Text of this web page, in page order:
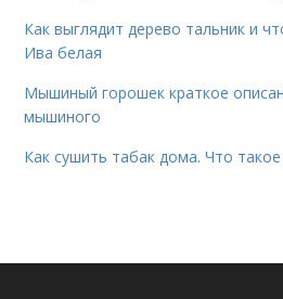
Как выглядит дерево тальник и
Ива белая
Мышиный горошек краткое
мышиного
Как сушить табак дома. Что